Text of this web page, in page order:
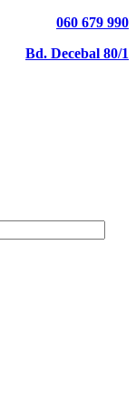
060 679 990
Bd. Decebal 80/1